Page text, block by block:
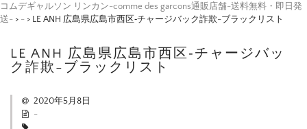
コムデギャルソン リンカン-comme des garcons通販店舗-送料無料・即日発
送- > - > LE ANH 広島県広島市西区‐チャージバック詐欺-ブラックリスト
LE ANH 広島県広島市西区‐チャージバッ
ク詐欺-ブラックリスト
2020年5月8日
-